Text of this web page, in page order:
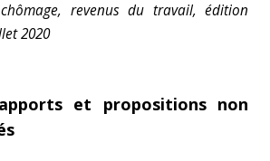
revenus du travail, édition
2020
et propositions non